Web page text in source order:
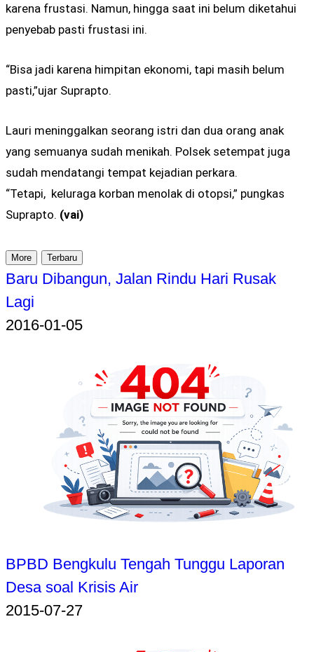
karena frustasi. Namun, hingga saat ini belum diketahui
penyebab pasti frustasi ini.
“Bisa jadi karena himpitan ekonomi, tapi masih belum
pasti,”ujar Suprapto.
Lauri meninggalkan seorang istri dan dua orang anak
yang semuanya sudah menikah. Polsek setempat juga
sudah mendatangi tempat kejadian perkara.
“Tetapi, keluraga korban menolak di otopsi,” pungkas
Suprapto. (vai)
More Terbaru
Baru Dibangun, Jalan Rindu Hari Rusak
Lagi
2016-01-05
BPBD Bengkulu Tengah Tunggu Laporan
Desa soal Krisis Air
2015-07-27